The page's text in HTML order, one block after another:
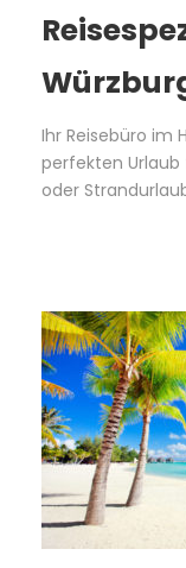
Ihr Reisebüro im
perfekten Urlaub
oder